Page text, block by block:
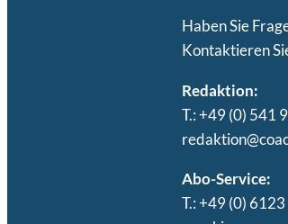
Haben Sie
Kontaktieren
Redaktion:
T.: +49 (0) 541
Abo-Service:
T.: +49 (0)